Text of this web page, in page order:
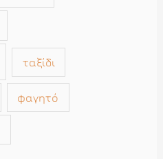
ταξίδι
φαγητό